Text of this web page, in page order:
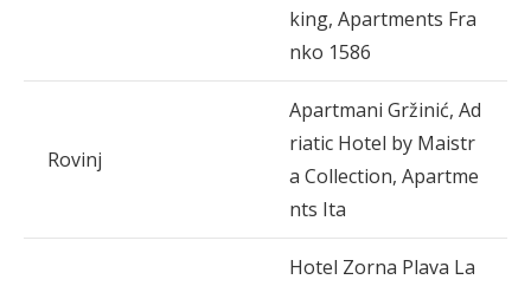
king, Apartments Fra
nko 1586
Rovinj
Apartmani Gržinić, Ad
riatic Hotel by Maistr
a Collection, Apartme
nts Ita
Hotel Zorna Plava La